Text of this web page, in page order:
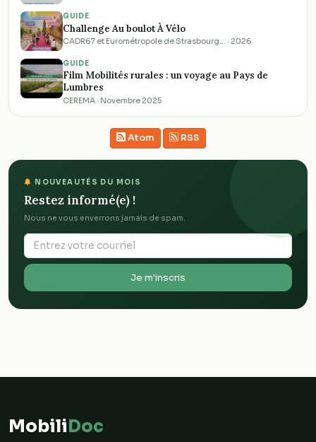
GUIDE
Challenge Au boulot À Vélo
CADR67 et Eurométropole de Strasbourg… · 2026
GUIDE
Film Mobilités rurales : un voyage au Pays de
Lumbres
CEREMA · Novembre 2025
Atom RSS
NOUVEAUTÉS DU MOIS
Restez informé(e) !
Nous ne vous enverrons jamais de spam.
Je m'inscris
MobiliDoc